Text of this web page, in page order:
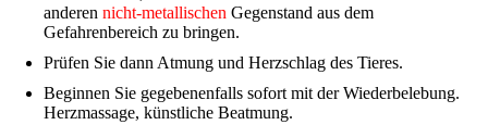
anderen nicht-metallischen Gegenstand aus dem
Gefahrenbereich zu bringen.
Prüfen Sie dann Atmung und Herzschlag des Tieres.
Beginnen Sie gegebenenfalls sofort mit der Wiederbelebung.
Herzmassage, künstliche Beatmung.